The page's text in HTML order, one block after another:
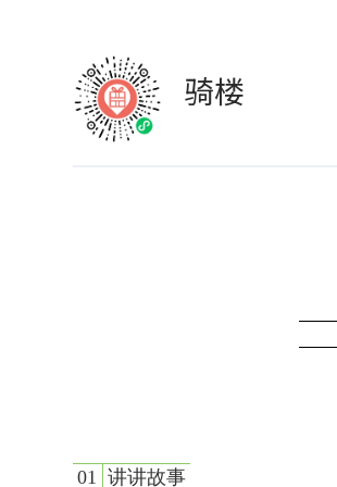
骑楼
01
讲讲故事